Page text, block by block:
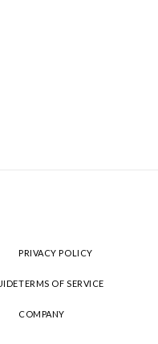
PRIVACY POLICY
TERMS OF SERVICE
COMPANY